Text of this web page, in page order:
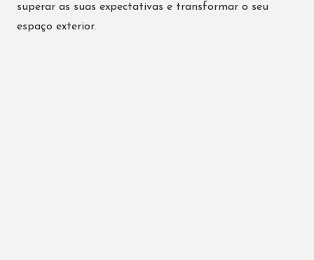
superar as suas expectativas e transformar o seu
espaço exterior.